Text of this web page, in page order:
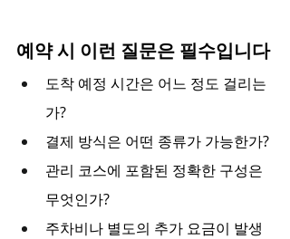
예약 시 이런 질문은 필수입니다
도착 예정 시간은 어느 정도 걸리는
가?
결제 방식은 어떤 종류가 가능한가?
관리 코스에 포함된 정확한 구성은
무엇인가?
주차비나 별도의 추가 요금이 발생